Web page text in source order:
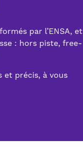
par l’ENSA, et
: hors piste, free-
et précis, à vous